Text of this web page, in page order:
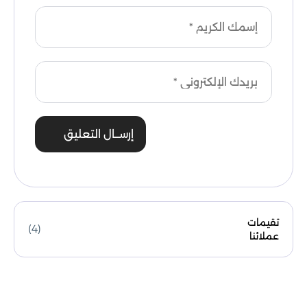
إرســال التعليق
تقيمات
عملائنا
(4)